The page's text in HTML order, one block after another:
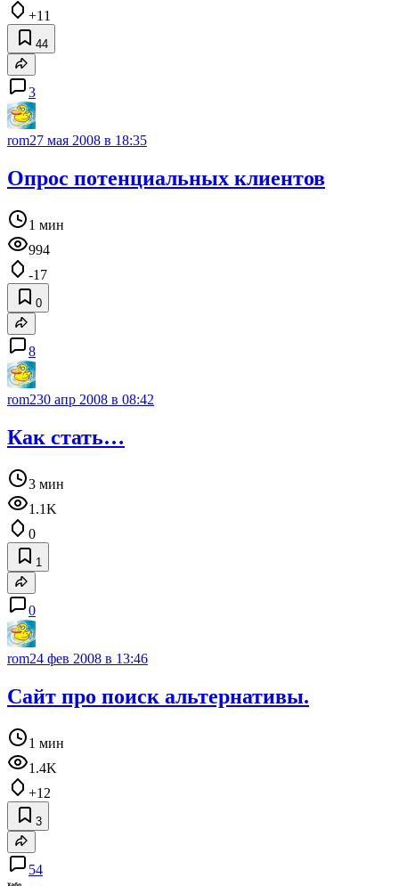
+11
44
3
rom27 мая 2008 в 18:35
Опрос потенциальных клиентов
1 мин
994
-17
0
8
rom230 апр 2008 в 08:42
Как стать…
3 мин
1.1K
0
1
0
rom24 фев 2008 в 13:46
Сайт про поиск альтернативы.
1 мин
1.4K
+12
3
54